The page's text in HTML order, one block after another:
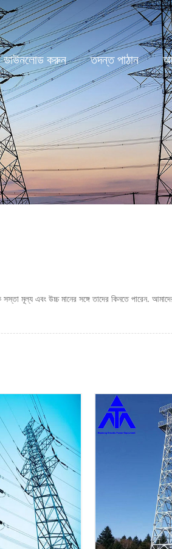
ডাউনলোড করুন তদন্ত পাঠান
সস্তা মূল্য এবং উচ্চ মানের সঙ্গে তাদের কিনতে পারেন.